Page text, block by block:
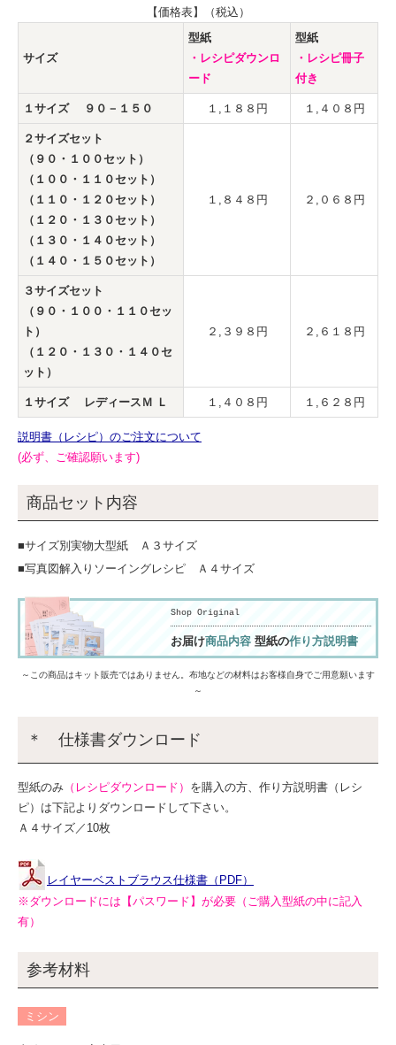
【価格表】（税込）
サイズ
型紙
・レシピダウンロ
ード
型紙
・レシピ冊子
付き
１サイズ ９０－１５０ １,１８８円 １,４０８円
２サイズセット
（９０・１００セット）
（１００・１１０セット）
（１１０・１２０セット）
（１２０・１３０セット）
（１３０・１４０セット）
（１４０・１５０セット）
１,８４８円 ２,０６８円
３サイズセット
（９０・１００・１１０セッ
ト）
（１２０・１３０・１４０セ
ット）
２,３９８円 ２,６１８円
１サイズ レディースＭ Ｌ １,４０８円 １,６２８円
説明書（レシピ）のご注文について
(必ず、ご確認願います)
商品セット内容
■サイズ別実物大型紙 Ａ３サイズ
■写真図解入りソーイングレシピ Ａ４サイズ
Shop Original
お届け商品内容型紙の作り方説明書
～この商品はキット販売ではありません。布地などの材料はお客様自身でご用意願います
～
＊ 仕様書ダウンロード
型紙のみ （レシピダウンロード） を購入の方、作り方説明書（レシ
ピ）は下記よりダウンロードして下さい。
Ａ４サイズ／10枚
レイヤーベストブラウス仕様書（PDF）
※ダウンロードには【パスワード】が必要（ご購入型紙の中に記入
有）
参考材料
ミシン